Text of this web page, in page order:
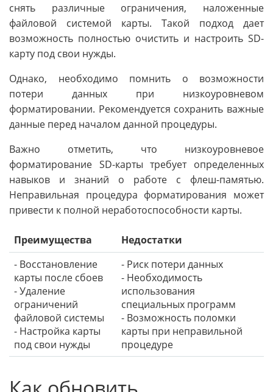
снять различные ограничения, наложенные
файловой системой карты. Такой подход дает
возможность полностью очистить и настроить SD-
карту под свои нужды.
Однако, необходимо помнить о возможности
потери данных при низкоуровневом
форматировании. Рекомендуется сохранить важные
данные перед началом данной процедуры.
Важно отметить, что низкоуровневое
форматирование SD-карты требует определенных
навыков и знаний о работе с флеш-памятью.
Неправильная процедура форматирования может
привести к полной неработоспособности карты.
Преимущества
Недостатки
- Восстановление
карты после сбоев
- Удаление
ограничений
файловой системы
- Настройка карты
под свои нужды
- Риск потери данных
- Необходимость
использования
специальных программ
- Возможность поломки
карты при неправильной
процедуре